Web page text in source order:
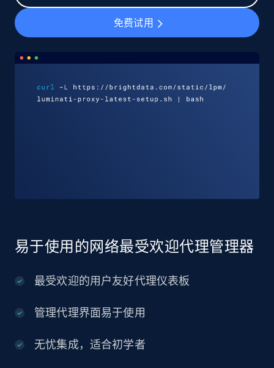
免费试用
易于使用的网络最受欢迎代理管理器
最受欢迎的用户友好代理仪表板
管理代理界面易于使用
无忧集成，适合初学者